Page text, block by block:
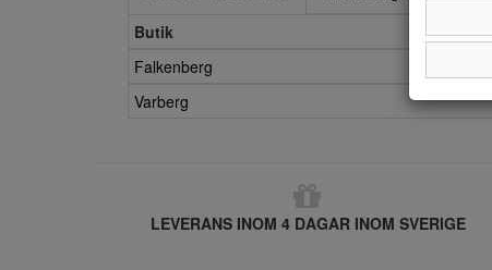
Butik
Falkenberg
Varberg
LEVERANS INOM 4 DAGAR INOM SVERIGE